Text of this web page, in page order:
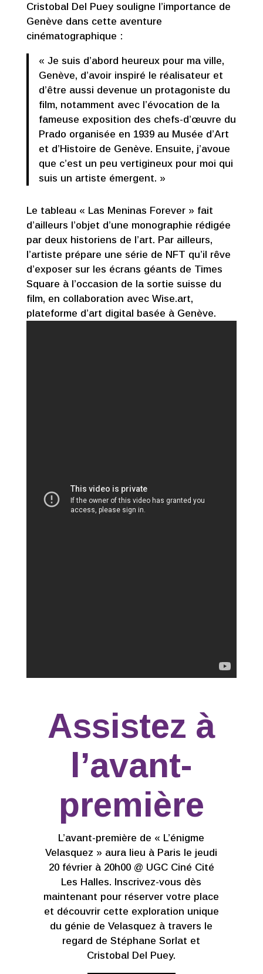
Cristobal Del Puey souligne l’importance de
Genève dans cette aventure
cinématographique :
« Je suis d’abord heureux pour ma ville,
Genève, d’avoir inspiré le réalisateur et
d’être aussi devenue un protagoniste du
film, notamment avec l’évocation de la
fameuse exposition des chefs-d’œuvre du
Prado organisée en 1939 au Musée d’Art
et d’Histoire de Genève. Ensuite, j’avoue
que c’est un peu vertigineux pour moi qui
suis un artiste émergent. »
Le tableau « Las Meninas Forever » fait
d’ailleurs l’objet d’une monographie rédigée
par deux historiens de l’art. Par ailleurs,
l’artiste prépare une série de NFT qu’il rêve
d’exposer sur les écrans géants de Times
Square à l’occasion de la sortie suisse du
film, en collaboration avec Wise.art,
plateforme d’art digital basée à Genève.
Assistez à
l’avant-
première
L’avant-première de « L’énigme
Velasquez » aura lieu à Paris le jeudi
20 février à 20h00 @ UGC Ciné Cité
Les Halles. Inscrivez-vous dès
maintenant pour réserver votre place
et découvrir cette exploration unique
du génie de Velasquez à travers le
regard de Stéphane Sorlat et
Cristobal Del Puey.